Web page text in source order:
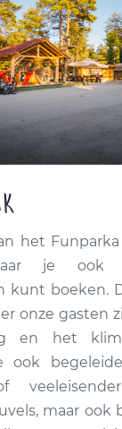
het
je
kunt boeken.
onze gasten
en het
ook
maar ook